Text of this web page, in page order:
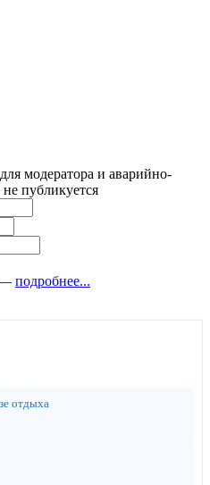
модератора и аварийно-
публикуется
— подробнее...
отдыха